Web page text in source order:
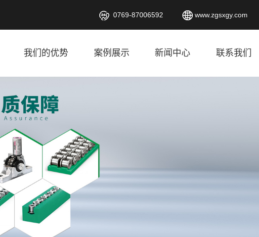
www.zgsxgy.com
0769-87006592
我们的优势 案例展示 新闻中心 联系我们